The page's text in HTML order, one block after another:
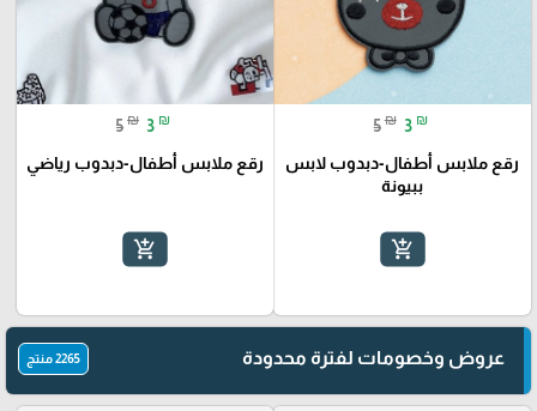
5 ₪ 3 ₪
رقع ملابس أطفال-دبدوب لابس
ببيونة
add_shopping_cart
5 ₪ 3 ₪
رقع ملابس أطفال-دبدوب رياضي
add_shopping_cart
عروض وخصومات لفترة محدودة 2265 منتج